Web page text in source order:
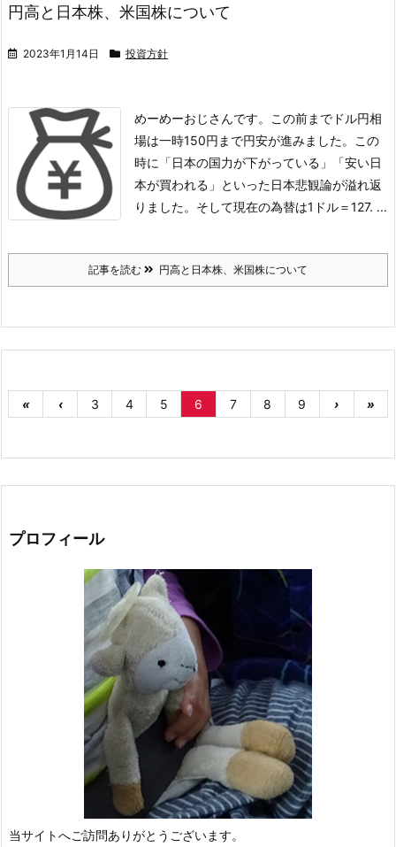
円高と日本株、米国株について
2023年1月14日 投資方針
めーめーおじさんです。
この前までドル円相
場は一時150円まで円安が進みました。この
時に「日本の国力が下がっている」「安い日
本が買われる」といった日本悲観論が溢れ返
りました。 そして現在の為替は1ドル＝127. ...
記事を読む 円高と日本株、米国株について
« ‹ 3 4 5 6 7 8 9 › »
プロフィール
当サイトへご訪問ありがとうございます。